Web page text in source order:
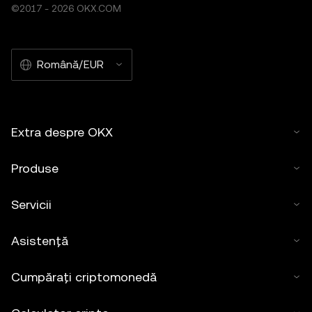
©2017 - 2026 OKX.COM
Română/EUR
Extra despre OKX
Produse
Servicii
Asistență
Cumpărați criptomonedă